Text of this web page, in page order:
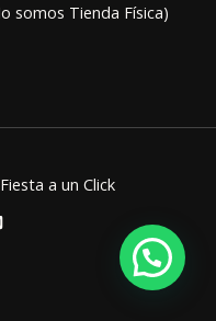
somos Tienda Física)
a un Click